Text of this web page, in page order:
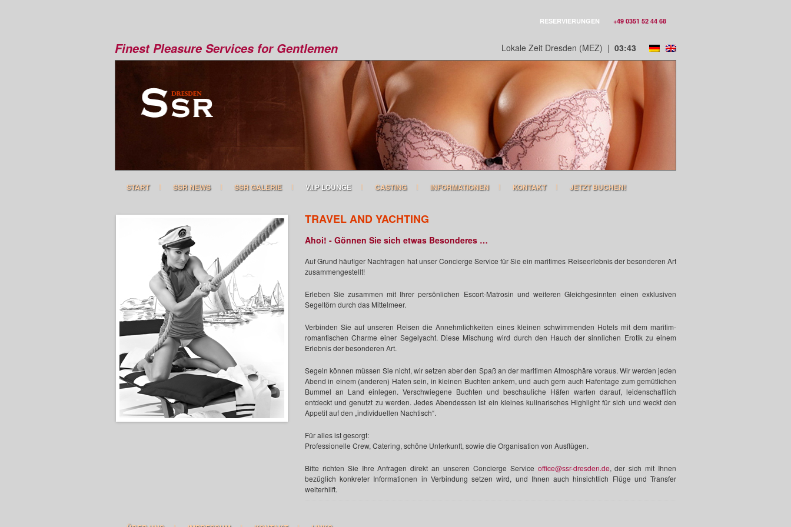
RESERVIERUNGEN +49 0351 52 44 68
Finest Pleasure Services for Gentlemen Lokale Zeit Dresden (MEZ) | 03:43
START SSR NEWS SSR GALERIE V.I.P LOUNGE CASTING INFORMATIONEN KONTAKT JETZT BUCHEN!
TRAVEL AND YACHTING
Ahoi! - Gönnen Sie sich etwas Besonderes …
Auf Grund häufiger Nachfragen hat unser Concierge Service für Sie ein maritimes Reiseerlebnis der besonderen Art
zusammengestellt!
Erleben Sie zusammen mit Ihrer persönlichen Escort-Matrosin und weiteren Gleichgesinnten einen exklusiven
Segeltörn durch das Mittelmeer.
Verbinden Sie auf unseren Reisen die Annehmlichkeiten eines kleinen schwimmenden Hotels mit dem maritim-
romantischen Charme einer Segelyacht. Diese Mischung wird durch den Hauch der sinnlichen Erotik zu einem
Erlebnis der besonderen Art.
Segeln können müssen Sie nicht, wir setzen aber den Spaß an der maritimen Atmosphäre voraus. Wir werden jeden
Abend in einem (anderen) Hafen sein, in kleinen Buchten ankern, und auch gern auch Hafentage zum gemütlichen
Bummel an Land einlegen. Verschwiegene Buchten und beschauliche Häfen warten darauf, leidenschaftlich
entdeckt und genutzt zu werden. Jedes Abendessen ist ein kleines kulinarisches Highlight für sich und weckt den
Appetit auf den „individuellen Nachtisch“.
Für alles ist gesorgt:
Professionelle Crew, Catering, schöne Unterkunft, sowie die Organisation von Ausflügen.
Bitte richten Sie Ihre Anfragen direkt an unseren Concierge Service office@ssr-dresden.de, der sich mit Ihnen
bezüglich konkreter Informationen in Verbindung setzen wird, und Ihnen auch hinsichtlich Flüge und Transfer
weiterhilft.